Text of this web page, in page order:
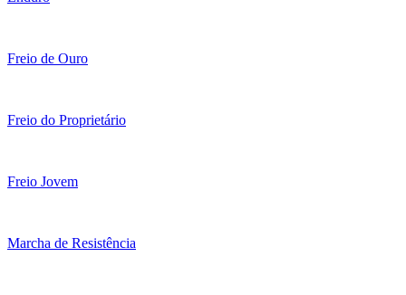
Freio de Ouro
Freio do Proprietário
Freio Jovem
Marcha de Resistência